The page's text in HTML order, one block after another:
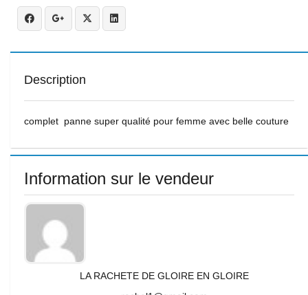
Description
complet panne super qualité pour femme avec belle couture
Information sur le vendeur
LA RACHETE DE GLOIRE EN GLOIRE